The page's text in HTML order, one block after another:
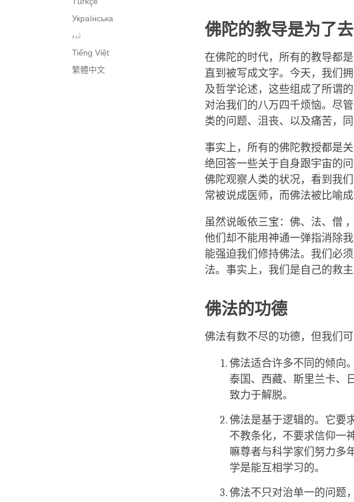
Українська
اُردو
Tiếng Việt
繁體中文
佛陀的教导是为了
在佛陀的时代，所有的教导都
直到被写成文字。今天，我们
及哲学论述，这些组成了所谓
对治我们的八万四千烦恼。尽
类的问题、沮丧、以及痛苦，
事实上，所有的佛陀教授都是
绝回答一些关于自身跟宇宙的
佛陀观察人类的状况，看到我
常被说成医师，而佛法被比喻
虽然说皈依三宝：佛、法、僧
他们却不能用神通一弹指消除
能强迫我们修持佛法。我们必
法。事实上，我们是自己的救主
佛法的功德
佛法有数不尽的功德，但我们
佛法适合许多不同的倾向
泰国、西藏、斯里兰卡、
致力于解脱。
佛法是基于逻辑的。它要
不教条化，不要求信仰一
嘛尊者与科学家们努力多
学是能互相学习的。
佛法不只对治单一的问题